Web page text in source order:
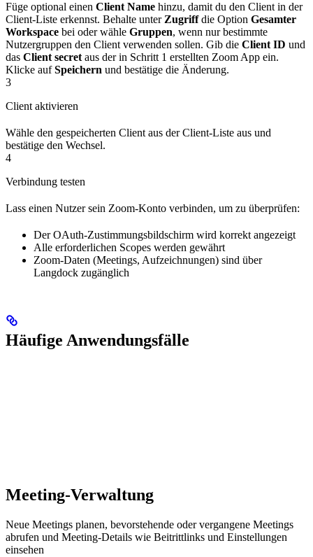
Füge optional einen Client Name hinzu, damit du den Client in der
Client-Liste erkennst. Behalte unterZugriffdie Option Gesamter
Workspace bei oder wähle Gruppen, wenn nur bestimmte
Nutzergruppen den Client verwenden sollen. Gib die Client ID und
das Client secretaus der in Schritt 1 erstellten Zoom App ein.
Klicke aufSpeichern und bestätige die Änderung.
3
Client aktivieren
Wähle den gespeicherten Client aus der Client-Liste aus und
bestätige den Wechsel.
4
Verbindung testen
Lass einen Nutzer sein Zoom-Konto verbinden, um zu überprüfen:
Der OAuth-Zustimmungsbildschirm wird korrekt angezeigt
Alle erforderlichen Scopes werden gewährt
Zoom-Daten (Meetings, Aufzeichnungen) sind über
Langdock zugänglich
Häufige Anwendungsfälle
Meeting-Verwaltung
Neue Meetings planen, bevorstehende oder vergangene Meetings
abrufen und Meeting-Details wie Beitrittlinks und Einstellungen
einsehen